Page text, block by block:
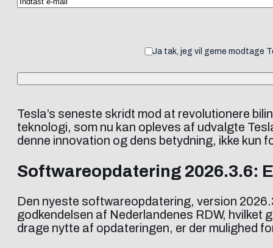
Ja tak, jeg vil gerne modtage
Tesla’s seneste skridt mod at revolutionere
teknologi, som nu kan opleves af udvalgte
denne innovation og dens betydning, ikke kun
Softwareopdatering 2026.3.6:
Den nyeste softwareopdatering, version
godkendelsen af Nederlandenes RDW,
drage nytte af opdateringen, er der mulighed